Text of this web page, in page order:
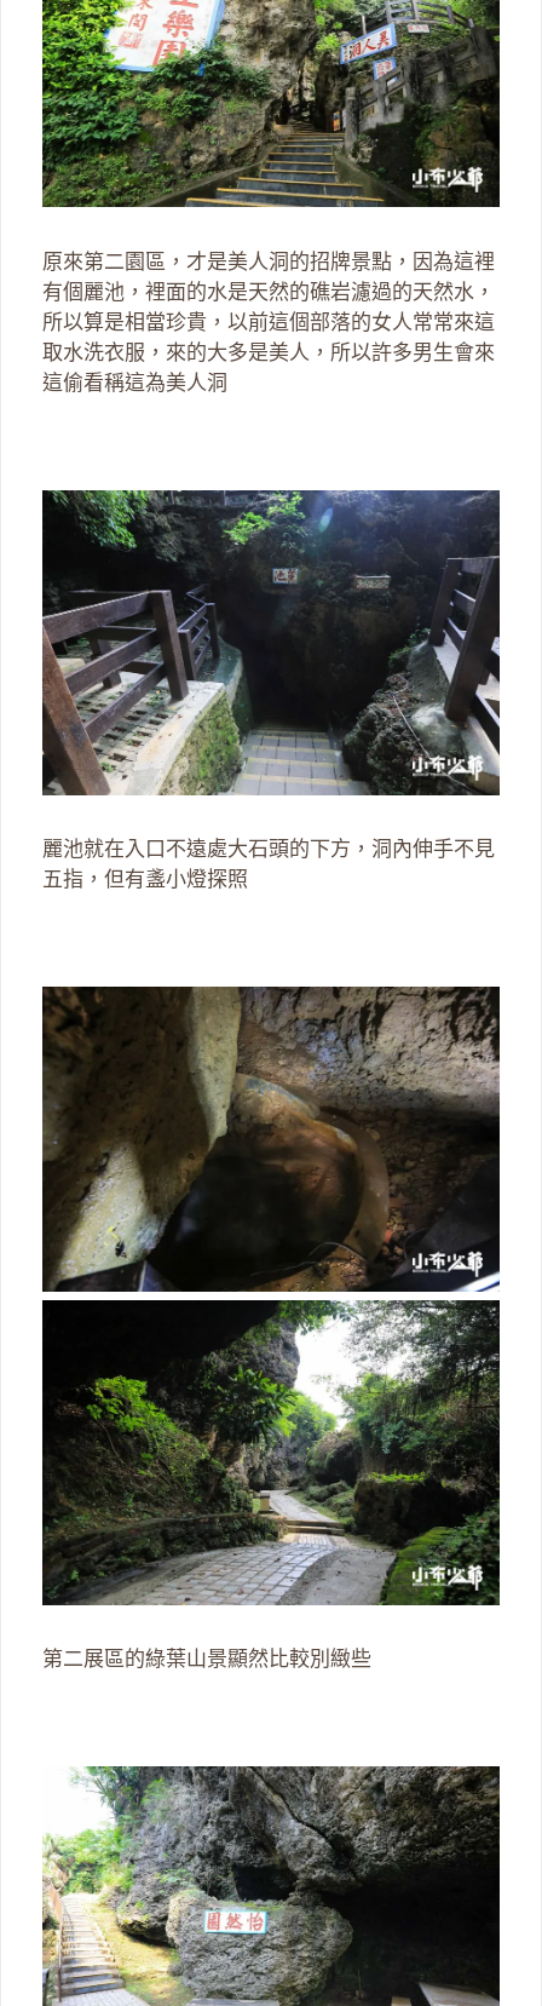
原來第二園區，才是美人洞的招牌景點，因為這裡
有個麗池，裡面的水是天然的礁岩濾過的天然水，
所以算是相當珍貴，以前這個部落的女人常常來這
取水洗衣服，來的大多是美人，所以許多男生會來
這偷看稱這為美人洞
麗池就在入口不遠處大石頭的下方，洞內伸手不見
五指，但有盞小燈探照
第二展區的綠葉山景顯然比較別緻些